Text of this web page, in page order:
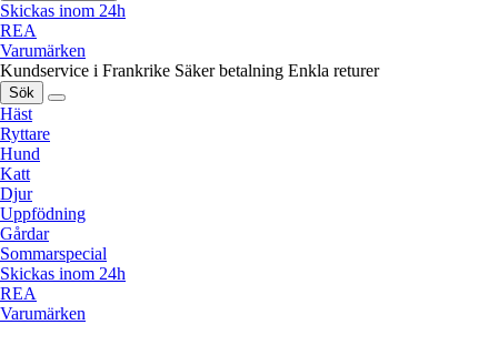
Skickas inom 24h
REA
Varumärken
Kundservice i Frankrike Säker betalning Enkla returer
Sök
Häst
Ryttare
Hund
Katt
Djur
Uppfödning
Gårdar
Sommarspecial
Skickas inom 24h
REA
Varumärken